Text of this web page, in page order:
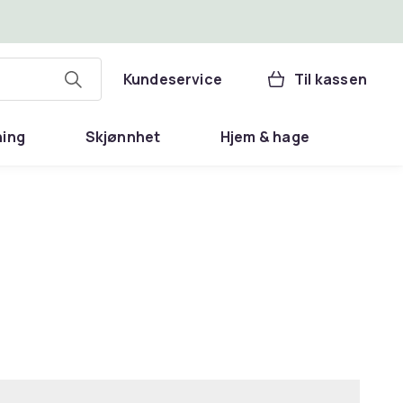
Kundeservice Til kassen
Skjønnhet Hjem & hage